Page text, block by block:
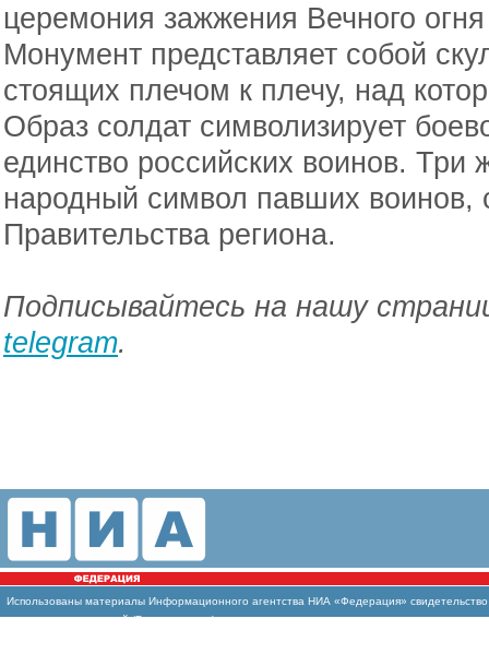
церемония зажжения Вечного
Монумент представляет собой
стоящих плечом к плечу, над
Образ солдат символизирует
единство российских воинов.
народный символ павших воинов,
Правительства региона.
Подписывайтесь на нашу
telegram.
Использованы материалы Информационного агентства НИА «Федерация»
массовых коммуникаций (Роскомнадзор)